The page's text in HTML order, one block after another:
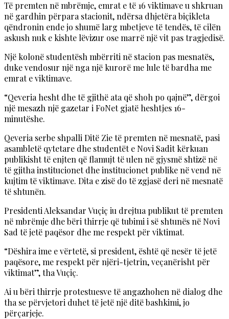
Të premten në mbrëmje, emrat e të 16 viktimave u shkruan
në gardhin përpara stacionit, ndërsa dhjetëra biçikleta
qëndronin ende jo shumë larg mbetjeve të tendës, të cilën
askush nuk e kishte lëvizur ose marrë një vit pas tragjedisë.
Një kolonë studentësh mbërriti në stacion pas mesnatës,
duke vendosur një nga një kurorë me lule të bardha me
emrat e viktimave.
“Qeveria hesht dhe të gjithë ata që shoh po qajnë”, dërgoi
një mesazh një gazetar i FoNet gjatë heshtjes 16-
minutëshe.
Qeveria serbe shpalli Ditë Zie të premten në mesnatë, pasi
asambletë qytetare dhe studentët e Novi Sadit kërkuan
publikisht të enjten që flamujt të ulen në gjysmë shtizë në
të gjitha institucionet dhe institucionet publike në vend në
kujtim të viktimave. Dita e zisë do të zgjasë deri në mesnatë
të shtunën.
Presidenti Aleksandar Vuçiç iu drejtua publikut të premten
në mbrëmje dhe bëri thirrje që tubimi i së shtunës në Novi
Sad të jetë paqësor dhe me respekt për viktimat.
“Dëshira ime e vërtetë, si president, është që nesër të jetë
paqësore, me respekt për njëri-tjetrin, veçanërisht për
viktimat”, tha Vuçiç.
Ai u bëri thirrje protestuesve të angazhohen në dialog dhe
tha se përvjetori duhet të jetë një ditë bashkimi, jo
përçarjeje.